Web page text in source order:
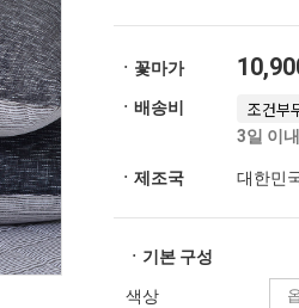
ㆍ꽃마가
ㆍ배송비 조건부
3일 이
ㆍ제조국 대한민
ㆍ기본 구성
색상